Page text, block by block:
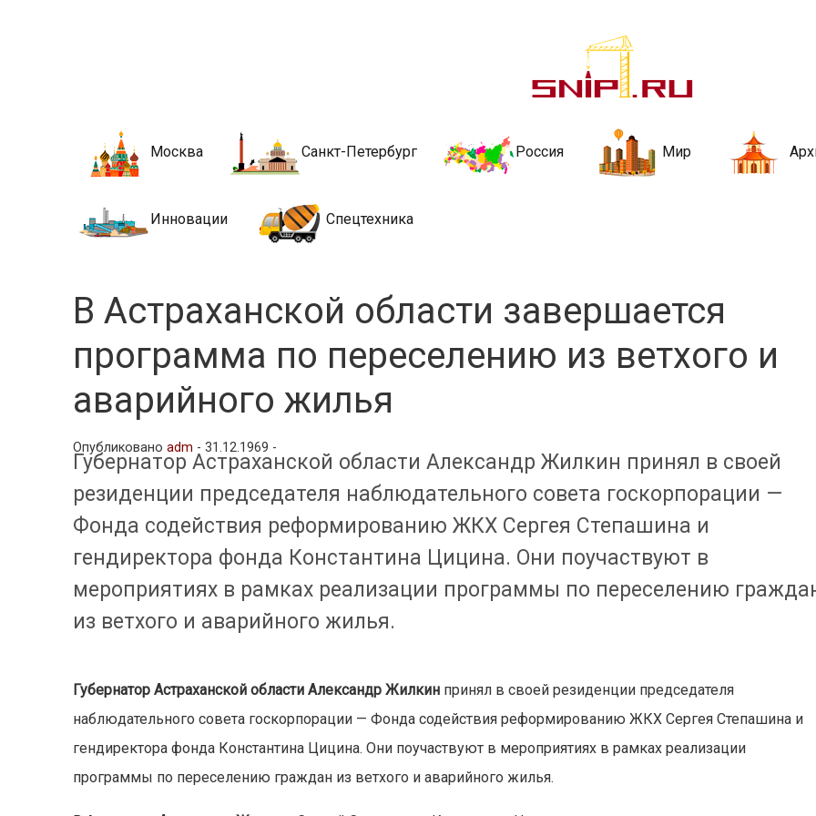
Новости строительства и
стройкой рубрики
Москва Санкт-Петербург Россия Мир
Инновации Спецтехника
В Астраханской области завершается
программа по переселению из ветхого и
аварийного жилья
Опубликованоadm -31.12.1969 -
Губернатор Астраханской области Александр Жилкин принял в своей
резиденции председателя наблюдательного совета госкорпорации —
Фонда содействия реформированию ЖКХ Сергея Степашина и
гендиректора фонда Константина Цицина. Они поучаствуют в
мероприятиях в рамках реализации программы по переселению
из ветхого и аварийного жилья.
Губернатор Астраханской области Александр Жилкин принял в своей резиденции председателя
наблюдательного совета госкорпорации — Фонда содействия реформированию ЖКХ Сергея Степашина и
гендиректора фонда Константина Цицина. Они поучаствуют в мероприятиях в рамках реализации
программы по переселению граждан из ветхого и аварийного жилья.